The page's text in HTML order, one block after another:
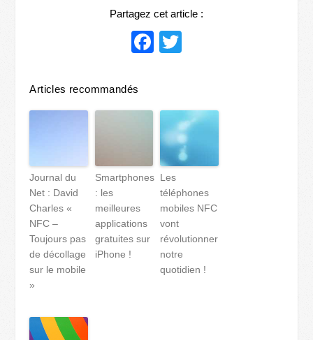
Partagez cet article :
Facebook
Articles recommandés
Journal du
Net : David
Charles «
NFC –
Toujours pas
de décollage
sur le mobile
»
Smartphones
: les
meilleures
applications
gratuites sur
iPhone !
Les
téléphones
mobiles NFC
vont
révolutionner
notre
quotidien !